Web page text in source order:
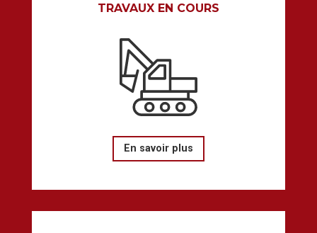
TRAVAUX EN COURS
En savoir plus